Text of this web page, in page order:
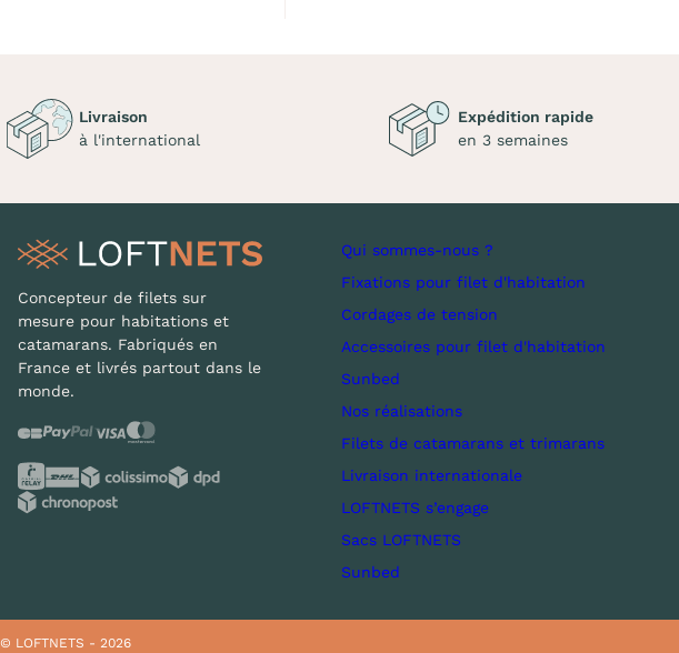
Livraison
à l'international
Expédition rapide
en 3 semaines
Concepteur de filets sur
mesure pour habitations et
catamarans. Fabriqués en
France et livrés partout dans le
monde.
Qui sommes-nous ?
Fixations pour filet d'habitation
Cordages de tension
Accessoires pour filet d'habitation
Sunbed
Nos réalisations
Filets de catamarans et trimarans
Livraison internationale
LOFTNETS s’engage
Sacs LOFTNETS
Sunbed
© LOFTNETS - 2026